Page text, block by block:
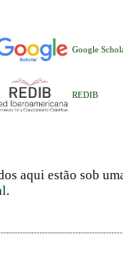
Google
REDIB
aqui estão sob
.